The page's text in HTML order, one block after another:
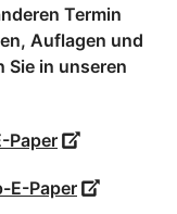
Termin
Auflagen und
Sie in unseren
Paper
E-Paper